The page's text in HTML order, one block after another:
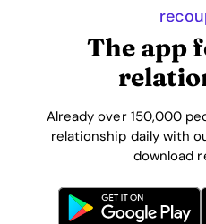
The app
Already over 150,000
relationship daily with
download